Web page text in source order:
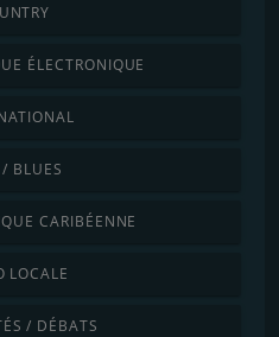
ÉLECTRONIQUE
BLUES
CARIBÉENNE
LOCALE
/ DÉBATS